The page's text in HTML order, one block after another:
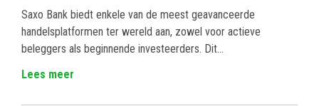
Saxo Bank biedt enkele van de meest geavanceerde
handelsplatformen ter wereld aan, zowel voor actieve
beleggers als beginnende investeerders. Dit...
Lees meer